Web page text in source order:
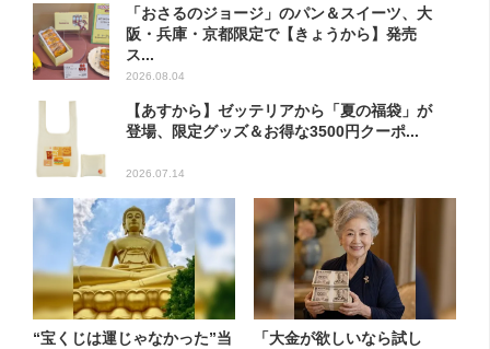
「おさるのジョージ」のパン＆スイーツ、大
阪・兵庫・京都限定で【きょうから】発売
ス...
2026.08.04
【あすから】ゼッテリアから「夏の福袋」が
登場、限定グッズ＆お得な3500円クーポ...
2026.07.14
“宝くじは運じゃなかった”当
「大金が欲しいなら試し